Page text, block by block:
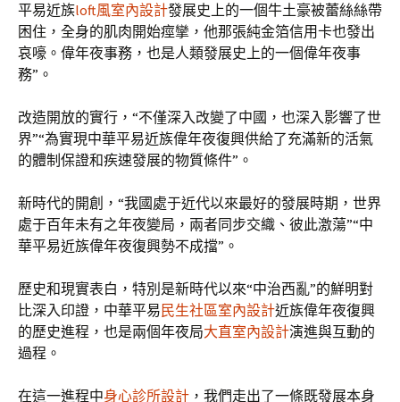
平易近族loft風室內設計發展史上的一個牛土豪被蕾絲絲帶
困住，全身的肌肉開始痙攣，他那張純金箔信用卡也發出
哀嚎。偉年夜事務，也是人類發展史上的一個偉年夜事
務”。
改造開放的實行，“不僅深入改變了中國，也深入影響了世
界”“為實現中華平易近族偉年夜復興供給了充滿新的活氣
的體制保證和疾速發展的物質條件”。
新時代的開創，“我國處于近代以來最好的發展時期，世界
處于百年未有之年夜變局，兩者同步交織、彼此激蕩”“中
華平易近族偉年夜復興勢不成擋”。
歷史和現實表白，特別是新時代以來“中治西亂”的鮮明對
比深入印證，中華平易 民生社區室內設計近族偉年夜復興
的歷史進程，也是兩個年夜局大直室內設計演進與互動的
過程。
在這一進程中身心診所設計 ，我們走出了一條既發展本身